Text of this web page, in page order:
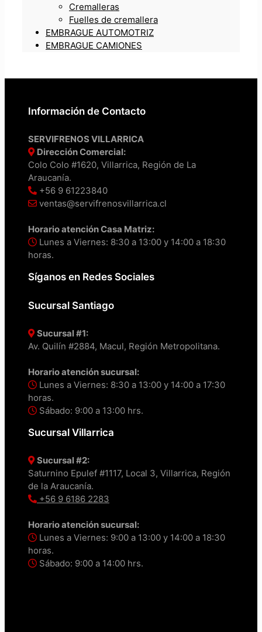
Cremalleras
Fuelles de cremallera
EMBRAGUE AUTOMOTRIZ
EMBRAGUE CAMIONES
Información de Contacto
SERVIFRENOS VILLARRICA
Dirección Comercial:
Colo Colo #1620, Villarrica, Región de La
Araucanía.
+56 9 61223840
ventas@servifrenosvillarrica.cl
Horario atención Casa Matriz:
Lunes a Viernes: 8:30 a 13:00 y 14:00 a 18:30
horas.
Síganos en Redes Sociales
Sucursal Santiago
Sucursal #1:
Av. Quilín #2884, Macul, Región Metropolitana.
Horario atención sucursal:
Lunes a Viernes: 8:30 a 13:00 y 14:00 a 17:30
horas.
Sábado: 9:00 a 13:00 hrs.
Sucursal Villarrica
Sucursal #2:
Saturnino Epulef #1117, Local 3, Villarrica, Región
de la Araucanía.
+56 9 6186 2283
Horario atención sucursal:
Lunes a Viernes: 9:00 a 13:00 y 14:00 a 18:30
horas.
Sábado: 9:00 a 14:00 hrs.